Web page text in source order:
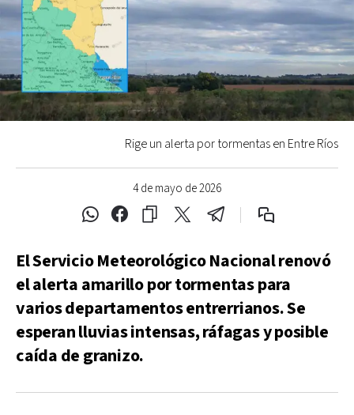
4 de mayo de 2026
Rige un alerta por tormentas en Entre Ríos
El Servicio Meteorológico Nacional renovó
el alerta amarillo por tormentas para
varios departamentos entrerrianos. Se
esperan lluvias intensas, ráfagas y posible
caída de granizo.